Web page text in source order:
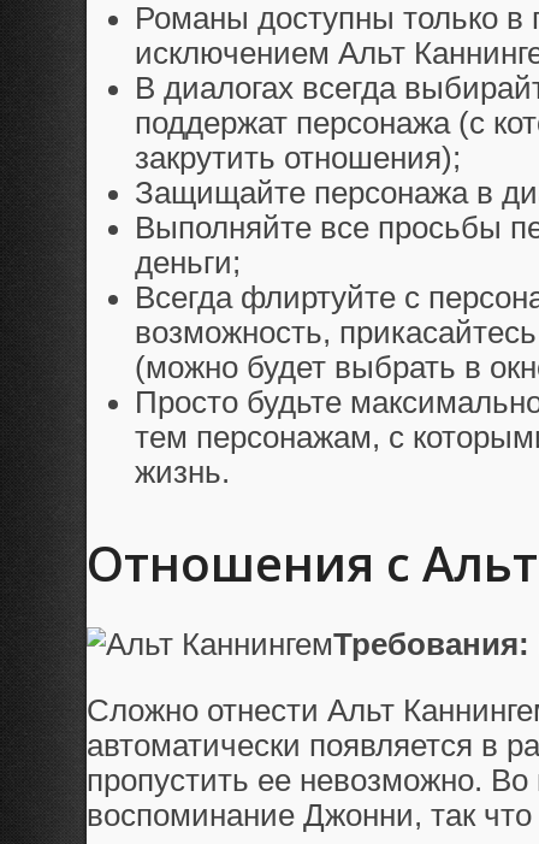
Романы доступны только в
исключением Альт
В диалогах всегда
поддержат персонажа (с
закрутить отношения);
Защищайте персонажа в
Выполняйте все просьбы
деньги;
Всегда флиртуйте с
возможность,
(можно будет выбрать в
Просто будьте
тем персонажам, с
жизнь.
Отношения с
Требования:
Сложно отнести Альт
автоматически появляется в
пропустить ее невозможно.
воспоминание Джонни, так что